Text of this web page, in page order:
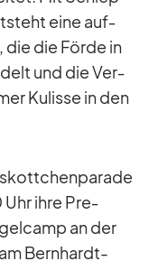
eine auf­
die die Förde in
und die Ver­
Ku­lisse in den
Uhr ihre Pre­
an der
Bern­hardt-